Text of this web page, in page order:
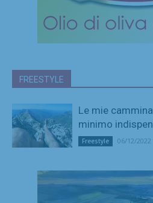
FREESTYLE
Le mie
minimo
Freestyle 06/12/2022